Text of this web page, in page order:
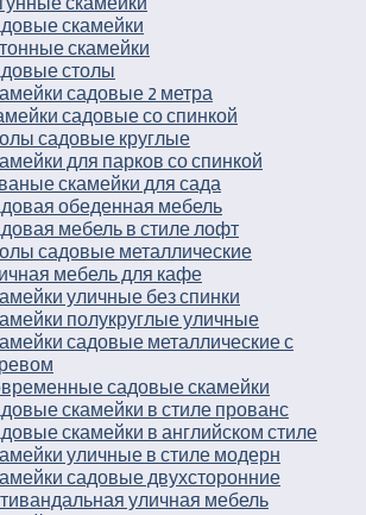
скамейки
скамейки
столы
садовые 2 метра
садовые со спинкой
садовые круглые
для парков со спинкой
скамейки для сада
обеденная мебель
мебель в стиле лофт
садовые металлические
мебель для кафе
уличные без спинки
полукруглые уличные
садовые металлические с
садовые скамейки
скамейки в стиле прованс
скамейки в английском стиле
уличные в стиле модерн
садовые двухсторонние
уличная мебель